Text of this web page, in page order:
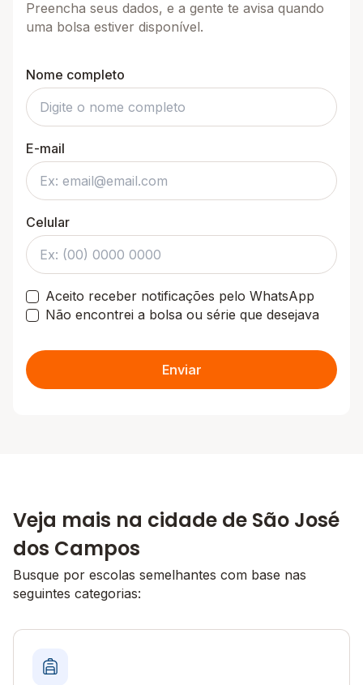
Preencha seus dados, e a gente te avisa quando
uma bolsa estiver disponível.
Nome completo
E-mail
Celular
Aceito receber notificações pelo WhatsApp
Não encontrei a bolsa ou série que desejava
Enviar
Veja mais na cidade de São José
dos Campos
Busque por escolas semelhantes com base nas
seguintes categorias: